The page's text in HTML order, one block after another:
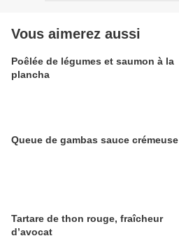
Vous aimerez aussi
Poêlée de légumes et saumon à la
plancha
Queue de gambas sauce crémeuse
Tartare de thon rouge, fraîcheur
d’avocat